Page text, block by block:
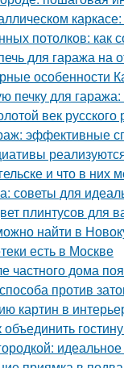
потолков:
для гаража на
особенности
печку для
век русского
эффективные
и что в них
советы для
плинтусов для
найти в
есть в Москве
частного дома
против
картин в